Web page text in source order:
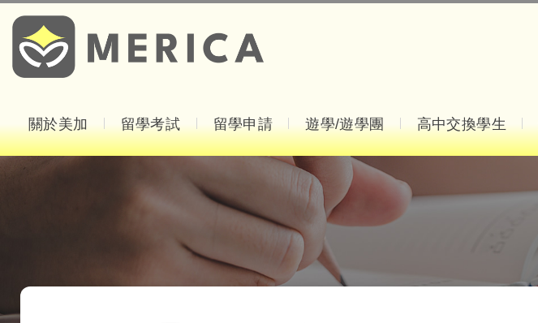
關於美加 留學考試 留學申請 遊學/遊學團 高中交換學生